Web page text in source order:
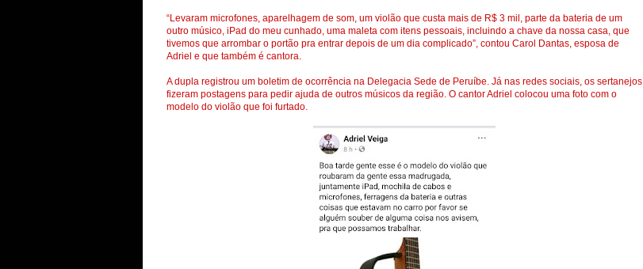
“Levaram microfones, aparelhagem de som, um violão que custa mais de R$ 3 mil, parte da bateria de um
outro músico, iPad do meu cunhado, uma maleta com itens pessoais, incluindo a chave da nossa casa, que
tivemos que arrombar o portão pra entrar depois de um dia complicado”, contou Carol Dantas, esposa de
Adriel e que também é cantora.
A dupla registrou um boletim de ocorrência na Delegacia Sede de Peruíbe. Já nas redes sociais, os sertanejos
fizeram postagens para pedir ajuda de outros músicos da região. O cantor Adriel colocou uma foto com o
modelo do violão que foi furtado.